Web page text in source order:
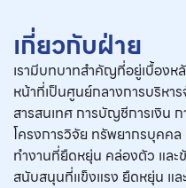
เกี่ยวกับฝ่าย
เรามีบทบาทสำคัญที่อยู่เบื้องห
หน้าที่เป็นศูนย์กลางการบริหา
สารสนเทศ การบัญชีการเงิน
โครงการวิจัย ทรัพยากรบุคคล
ทำงานที่ยืดหยุ่น คล่องตัว และ
สนับสนุนที่แข็งแรง ยืดหยุ่น แล